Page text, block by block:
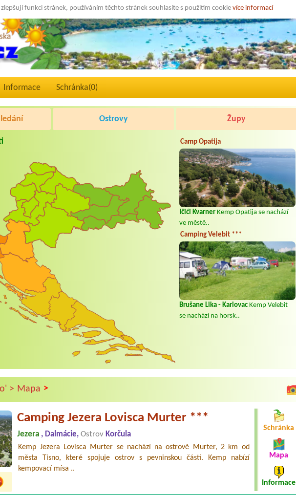
funkci stránek, používáním těchto stránek souhlasíte s použitím cookie více informací
Informace Schránka(0)
Ostrovy Župy
Camp Opatija
Ičići KvarnerKemp Opatija se nachází
ve městě..
Camping Velebit ***
Brušane Lika - KarlovacKemp Velebit
se nachází na horsk..
> Mapa >
Camping Jezera Lovisca Murter ***
Jezera , Dalmácie,Ostrov Korčula
Kemp Jezera Lovisca Murter se nachází na ostrově Murter, 2 km od
města Tisno, které spojuje ostrov s pevninskou částí. Kemp nabízí
kempovací mísa ..
Schránka
Mapa
Informace